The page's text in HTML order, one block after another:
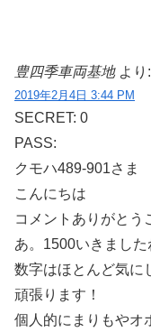
豊四季車両基地 より:
2019年2月4日 3:44 PM
SECRET: 0
PASS:
クモハ489-901さま
こんにちは
コメントありがとう
あ。1500いきました
数字はほとんど気
頑張ります！
個人的にまりもやオ